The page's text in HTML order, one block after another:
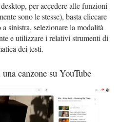
per accedere alle funzioni
sono le stesse), basta cliccare
sinistra, selezionare la modalità
e utilizzare i relativi strumenti di
dei testi.
canzone su YouTube